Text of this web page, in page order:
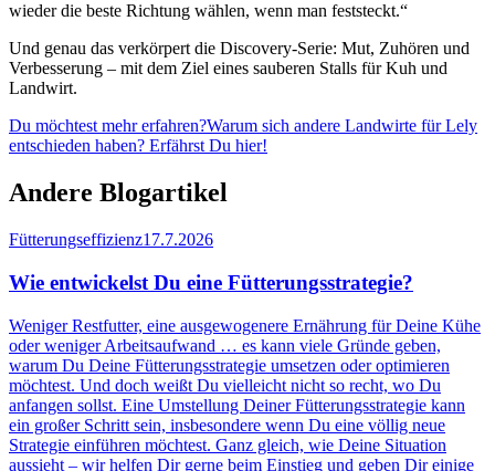
wieder die beste Richtung wählen, wenn man feststeckt.“
Und genau das verkörpert die Discovery-Serie: Mut, Zuhören und
Verbesserung – mit dem Ziel eines sauberen Stalls für Kuh und
Landwirt.
Du möchtest mehr erfahren?Warum sich andere Landwirte für Lely
entschieden haben? Erfährst Du hier!
Andere Blogartikel
Fütterungseffizienz17.7.2026
Wie entwickelst Du eine Fütterungsstrategie?
Weniger Restfutter, eine ausgewogenere Ernährung für Deine Kühe
oder weniger Arbeitsaufwand … es kann viele Gründe geben,
warum Du Deine Fütterungsstrategie umsetzen oder optimieren
möchtest. Und doch weißt Du vielleicht nicht so recht, wo Du
anfangen sollst. Eine Umstellung Deiner Fütterungsstrategie kann
ein großer Schritt sein, insbesondere wenn Du eine völlig neue
Strategie einführen möchtest. Ganz gleich, wie Deine Situation
aussieht – wir helfen Dir gerne beim Einstieg und geben Dir einige